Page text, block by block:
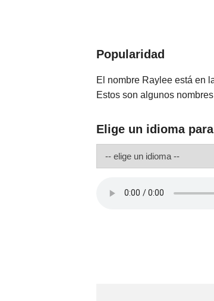
Popularidad
El nombre Raylee está en
Estos son algunos
Elige un idioma